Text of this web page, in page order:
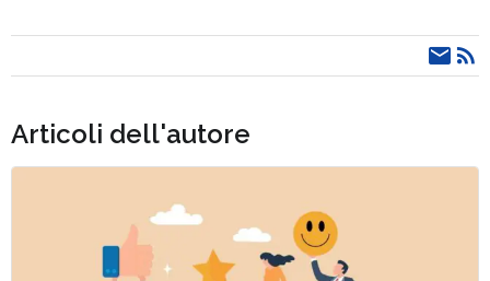
Articoli dell'autore